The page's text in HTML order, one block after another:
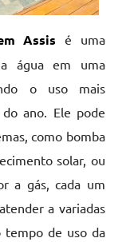
Assis é uma
água em uma
o uso mais
ano. Ele pode
como bomba
solar, ou
a gás, cada um
a variadas
tempo de uso da